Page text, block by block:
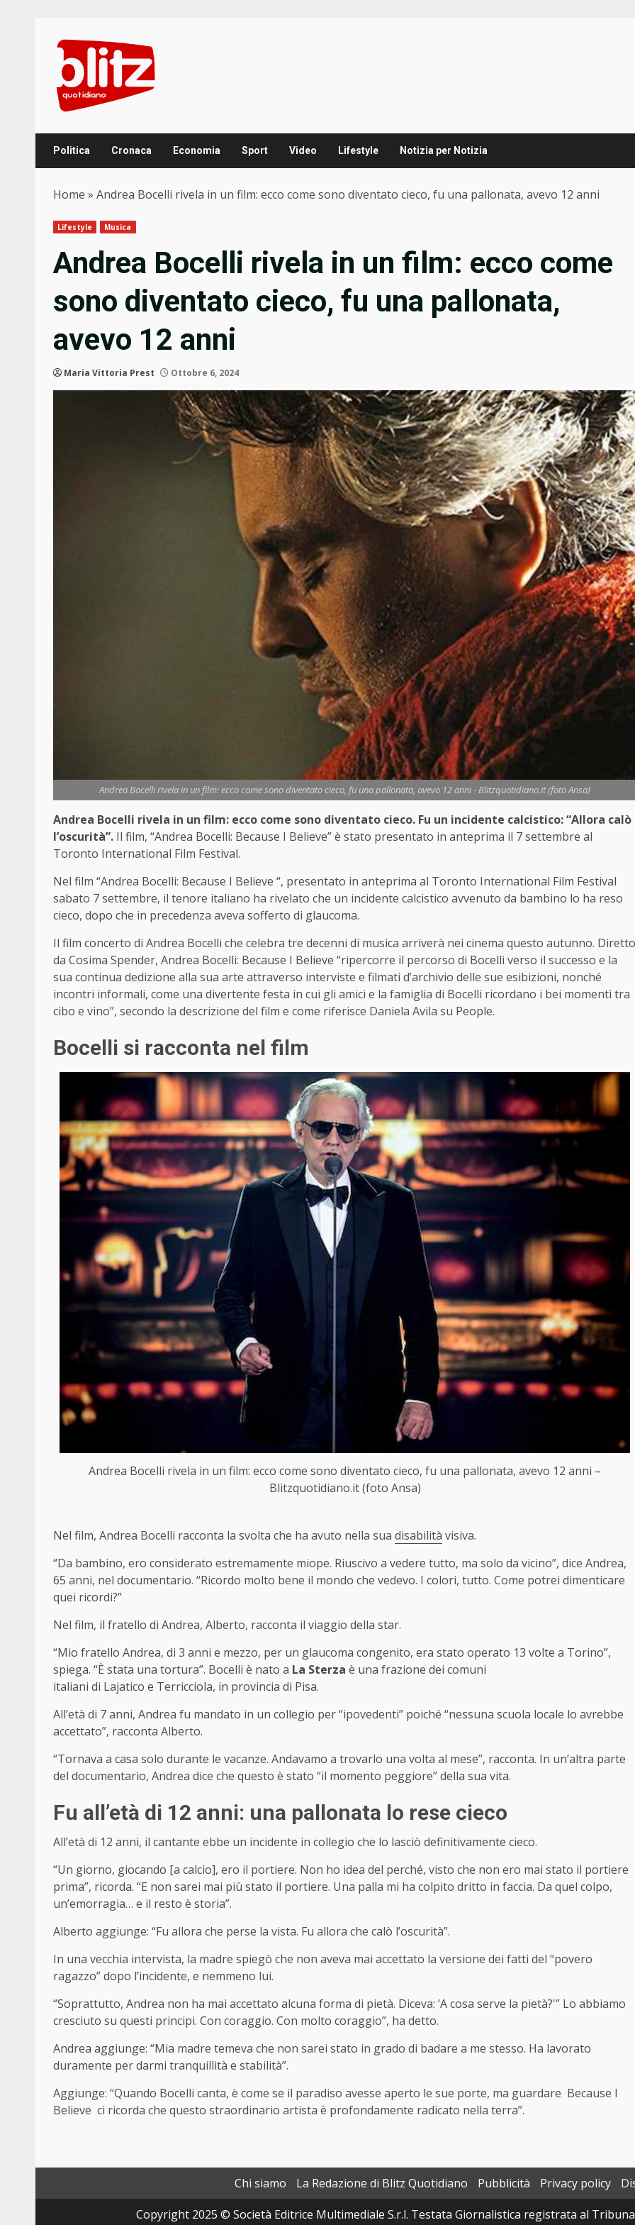
content
Politica Cronaca Economia Sport Video Lifestyle Notizia per Notizia
Home » Andrea Bocelli rivela in un film: ecco come sono diventato cieco, fu una pallonata, avevo 12 anni
Lifestyle Musica
Andrea Bocelli rivela in un film: ecco come
sono diventato cieco, fu una pallonata,
avevo 12 anni
Maria Vittoria Prest Ottobre 6, 2024
Andrea Bocelli rivela in un film: ecco come sono diventato cieco, fu una pallonata, avevo 12 anni - Blitzquotidiano.it (foto Ansa)
Andrea Bocelli rivela in un film: ecco come sono diventato cieco. Fu un incidente calcistico: “Allora calò
l’oscurità”. Il film, “Andrea Bocelli: Because I Believe” è stato presentato in anteprima il 7 settembre al
Toronto International Film Festival.
Nel film “Andrea Bocelli: Because I Believe “, presentato in anteprima al Toronto International Film Festival
sabato 7 settembre, il tenore italiano ha rivelato che un incidente calcistico avvenuto da bambino lo ha reso
cieco, dopo che in precedenza aveva sofferto di glaucoma.
Il film concerto di Andrea Bocelli che celebra tre decenni di musica arriverà nei cinema questo autunno. Diretto
da Cosima Spender, Andrea Bocelli: Because I Believe “ripercorre il percorso di Bocelli verso il successo e la
sua continua dedizione alla sua arte attraverso interviste e filmati d’archivio delle sue esibizioni, nonché
incontri informali, come una divertente festa in cui gli amici e la famiglia di Bocelli ricordano i bei momenti tra
cibo e vino”, secondo la descrizione del film e come riferisce Daniela Avila su People.
Bocelli si racconta nel film
Andrea Bocelli rivela in un film: ecco come sono diventato cieco, fu una pallonata, avevo 12 anni –
Blitzquotidiano.it (foto Ansa)
Nel film, Andrea Bocelli racconta la svolta che ha avuto nella sua disabilità visiva.
“Da bambino, ero considerato estremamente miope. Riuscivo a vedere tutto, ma solo da vicino”, dice Andrea,
65 anni, nel documentario. “Ricordo molto bene il mondo che vedevo. I colori, tutto. Come potrei dimenticare
quei ricordi?”
Nel film, il fratello di Andrea, Alberto, racconta il viaggio della star.
“Mio fratello Andrea, di 3 anni e mezzo, per un glaucoma congenito, era stato operato 13 volte a Torino”,
spiega. “È stata una tortura”. Bocelli è nato a La Sterza è una frazione dei comuni
italiani di Lajatico e Terricciola, in provincia di Pisa.
All’età di 7 anni, Andrea fu mandato in un collegio per “ipovedenti” poiché “nessuna scuola locale lo avrebbe
accettato”, racconta Alberto.
“Tornava a casa solo durante le vacanze. Andavamo a trovarlo una volta al mese”, racconta. In un’altra parte
del documentario, Andrea dice che questo è stato “il momento peggiore” della sua vita.
Fu all’età di 12 anni: una pallonata lo rese cieco
All’età di 12 anni, il cantante ebbe un incidente in collegio che lo lasciò definitivamente cieco.
“Un giorno, giocando [a calcio], ero il portiere. Non ho idea del perché, visto che non ero mai stato il portiere
prima”, ricorda. “E non sarei mai più stato il portiere. Una palla mi ha colpito dritto in faccia. Da quel colpo,
un’emorragia… e il resto è storia”.
Alberto aggiunge: “Fu allora che perse la vista. Fu allora che calò l’oscurità”.
In una vecchia intervista, la madre spiegò che non aveva mai accettato la versione dei fatti del “povero
ragazzo” dopo l’incidente, e nemmeno lui.
“Soprattutto, Andrea non ha mai accettato alcuna forma di pietà. Diceva: ‘A cosa serve la pietà?'” Lo abbiamo
cresciuto su questi principi. Con coraggio. Con molto coraggio”, ha detto.
Andrea aggiunge: “Mia madre temeva che non sarei stato in grado di badare a me stesso. Ha lavorato
duramente per darmi tranquillità e stabilità”.
Aggiunge: “Quando Bocelli canta, è come se il paradiso avesse aperto le sue porte, ma guardare Because I
Believe ci ricorda che questo straordinario artista è profondamente radicato nella terra”.
Chi siamo La Redazione di Blitz Quotidiano Pubblicità Privacy policy
Copyright 2025 © Società Editrice Multimediale S.r.l. Testata Giornalistica registrata al